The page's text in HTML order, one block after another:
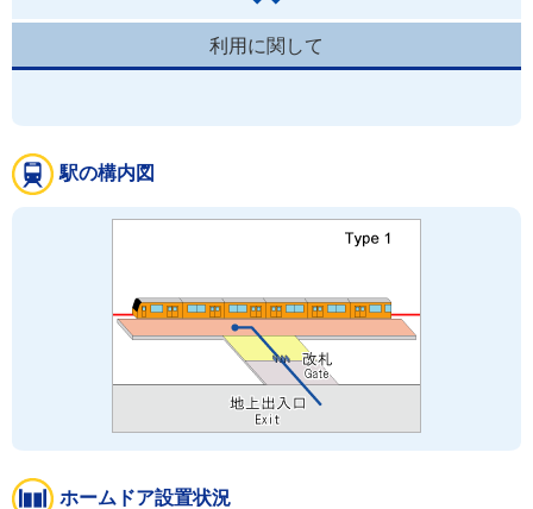
利用に関して
駅の構内図
ホームドア設置状況